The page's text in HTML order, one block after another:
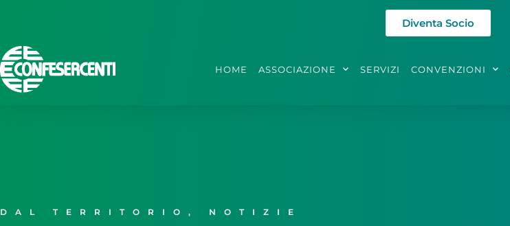
Diventa Socio
HOME ASSOCIAZIONE SERVIZI CONVENZIONI
DAL TERRITORIO , NOTIZIE